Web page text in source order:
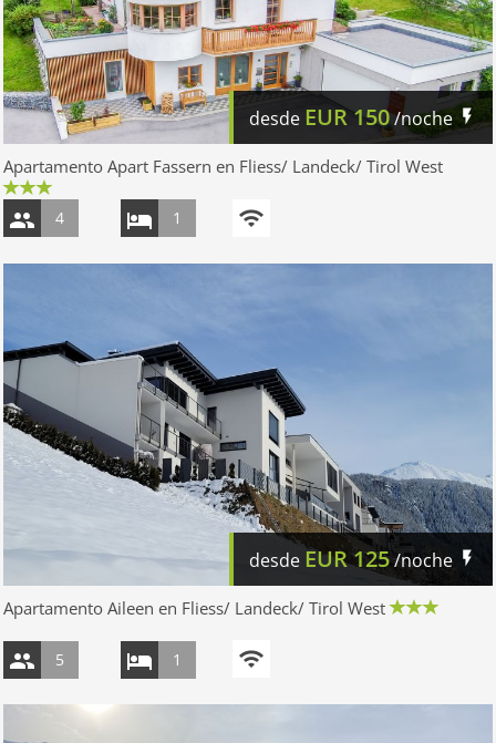
desde EUR150/noche
Apartamento Apart Fassern en Fliess/ Landeck/ Tirol West
4 1
desde EUR125/noche
Apartamento Aileen en Fliess/ Landeck/ Tirol West
5 1